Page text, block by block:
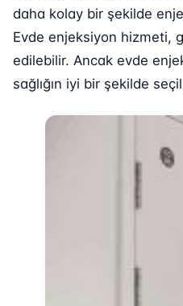
daha kolay bir şekilde
Evde enjeksiyon hizmeti,
edilebilir. Ancak evde
sağlığın iyi bir şekilde